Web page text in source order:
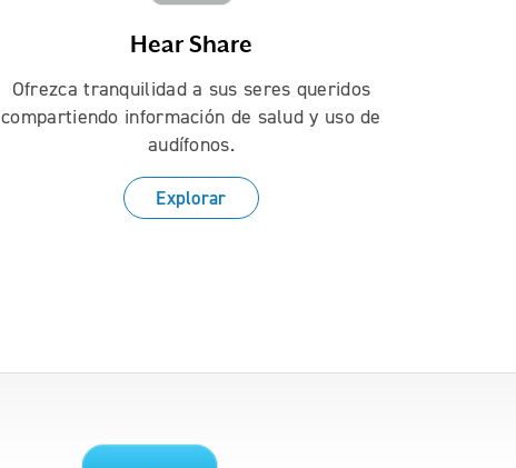
Hear Share
Ofrezca tranquilidad a sus seres queridos
compartiendo información de salud y uso de
audífonos.
Explorar